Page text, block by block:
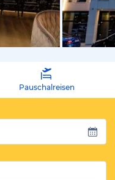
von
Pauschalreisen